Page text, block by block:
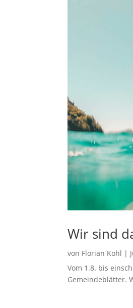
Wir sind
von Florian Kohl |
Vom 1.8. bis
Gemeindeblätter.